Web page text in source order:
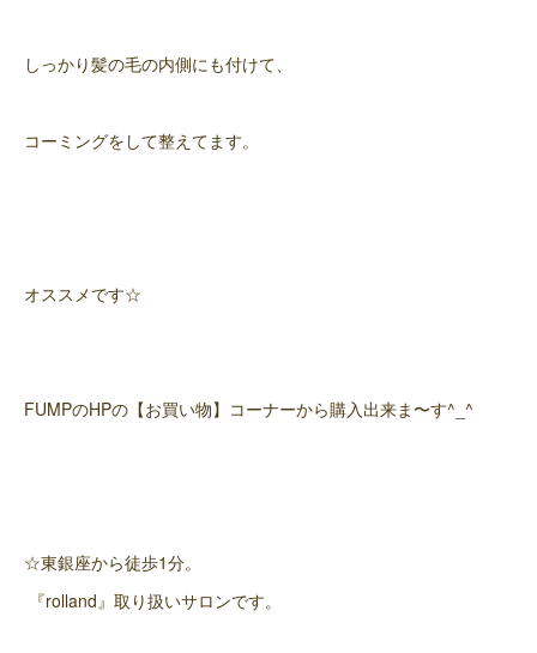
しっかり髪の毛の内側にも付けて、
コーミングをして整えてます。
オススメです☆
FUMPのHPの【お買い物】コーナーから購入出来ま〜す^_^
☆東銀座から徒歩1分。
『rolland』取り扱いサロンです。